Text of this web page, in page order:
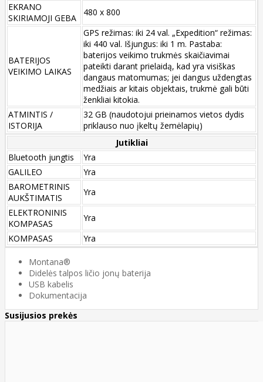
EKRANO
SKIRIAMOJI GEBA
480 x 800
BATERIJOS
VEIKIMO LAIKAS
GPS režimas: iki 24 val. „Expedition“ režimas:
iki 440 val. Išjungus: iki 1 m. Pastaba:
baterijos veikimo trukmės skaičiavimai
pateikti darant prielaidą, kad yra visiškas
dangaus matomumas; jei dangus uždengtas
medžiais ar kitais objektais, trukmė gali būti
ženkliai kitokia.
ATMINTIS /
ISTORIJA
32 GB (naudotojui prieinamos vietos dydis
priklauso nuo įkeltų žemėlapių)
Jutikliai
Bluetooth jungtis
Yra
GALILEO
Yra
BAROMETRINIS
AUKŠTIMATIS
Yra
ELEKTRONINIS
KOMPASAS
Yra
KOMPASAS
Yra
Montana®
Didelės talpos ličio jonų baterija
USB kabelis
Dokumentacija
Susijusios prekės